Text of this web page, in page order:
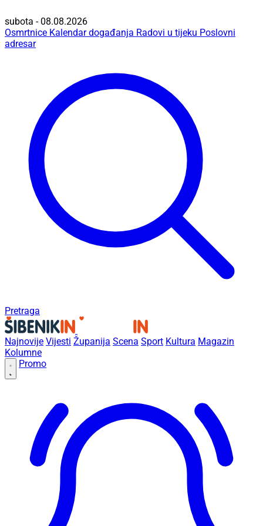
subota - 08.08.2026
Osmrtnice Kalendar događanja Radovi u tijeku Poslovni
adresar
Pretraga
Najnovije Vijesti Županija Scena Sport Kultura Magazin
Kolumne
Promo